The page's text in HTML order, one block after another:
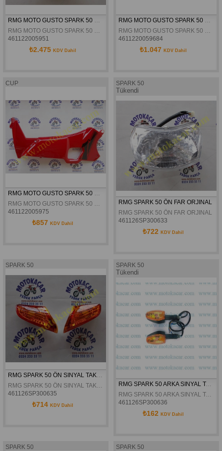
461122005951
₺2.475 KDV Dahil
4611220059684
₺1.047 KDV Dahil
CUP
461122005975
₺857 KDV Dahil
SPARK 50
Tükendi
RMG SPARK 50 ÖN FAR ORJINAL
RMG SPARK 50 ÖN FAR ORJINAL
461126SP300633
₺722 KDV Dahil
SPARK 50
461126SP300635
₺714 KDV Dahil
SPARK 50
Tükendi
RMG SPARK 50 ARKA SINYAL TAKIMI ORJINAL
RMG SPARK 50 ARKA SINYAL TAKIMI ORJINAL
461126SP300636
₺162 KDV Dahil
SPARK 50 SPARK 50